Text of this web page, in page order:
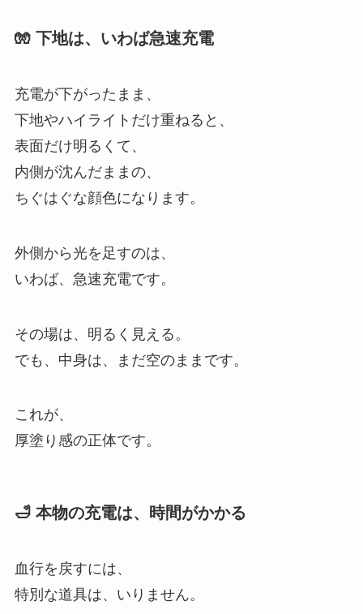
🧤 下地は、いわば急速充電
充電が下がったまま、
下地やハイライトだけ重ねると、
表面だけ明るくて、
内側が沈んだままの、
ちぐはぐな顔色になります。
外側から光を足すのは、
いわば、急速充電です。
その場は、明るく見える。
でも、中身は、まだ空のままです。
これが、
厚塗り感の正体です。
🛁 本物の充電は、時間がかかる
血行を戻すには、
特別な道具は、いりません。